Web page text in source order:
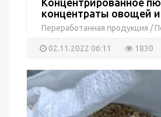
концентраты овощей
Переработанная продукция /
02.11.2022 06:11
1830